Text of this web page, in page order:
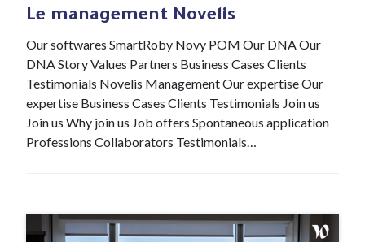
Le management Novelis
Our softwares SmartRoby Novy POM Our DNA Our
DNA Story Values Partners Business Cases Clients
Testimonials Novelis Management Our expertise Our
expertise Business Cases Clients Testimonials Join us
Join us Why join us Job offers Spontaneous application
Professions Collaborators Testimonials…